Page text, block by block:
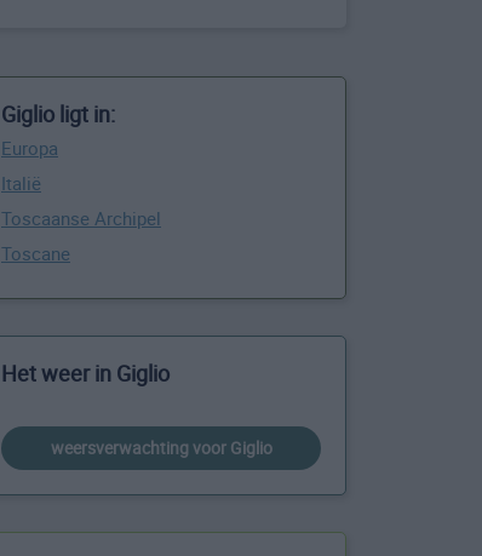
Giglio ligt in:
Europa
Italië
Toscaanse Archipel
Toscane
Het weer in Giglio
weersverwachting voor Giglio